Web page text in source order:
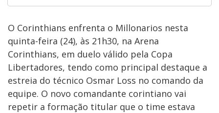
O Corinthians enfrenta o Millonarios nesta
quinta-feira (24), às 21h30, na Arena
Corinthians, em duelo válido pela Copa
Libertadores, tendo como principal destaque a
estreia do técnico Osmar Loss no comando da
equipe. O novo comandante corintiano vai
repetir a formação titular que o time estava